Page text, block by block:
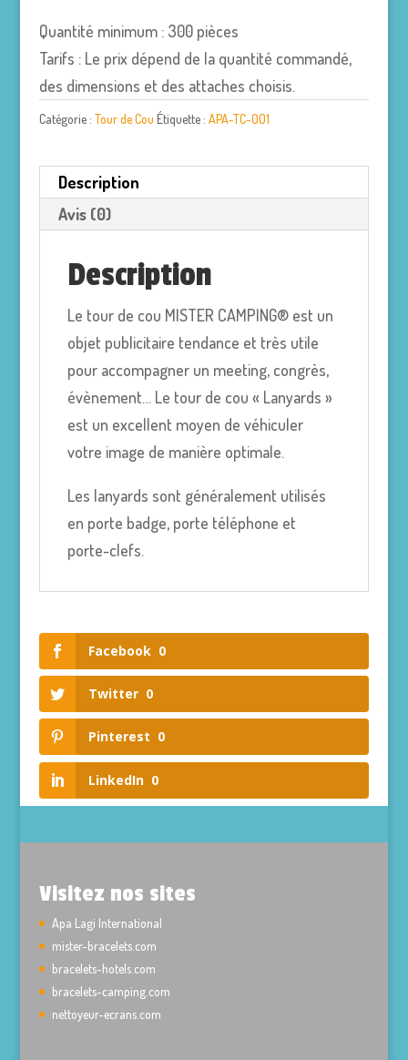
Quantité minimum : 300 pièces
Tarifs : Le prix dépend de la quantité commandé,
des dimensions et des attaches choisis.
Catégorie : Tour de Cou Étiquette : APA-TC-001
Description
Avis (0)
Description
Le tour de cou MISTER CAMPING® est un
objet publicitaire tendance et très utile
pour accompagner un meeting, congrès,
évènement… Le tour de cou « Lanyards »
est un excellent moyen de véhiculer
votre image de manière optimale.
Les lanyards sont généralement utilisés
en porte badge, porte téléphone et
porte-clefs.
Facebook 0
Twitter 0
Pinterest 0
LinkedIn 0
Visitez nos sites
Apa Lagi International
mister-bracelets.com
bracelets-hotels.com
bracelets-camping.com
nettoyeur-ecrans.com